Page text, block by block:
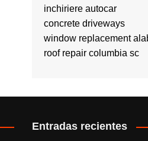
inchiriere autocar
concrete driveways
window replacement
roof repair columbia sc
Entradas recientes